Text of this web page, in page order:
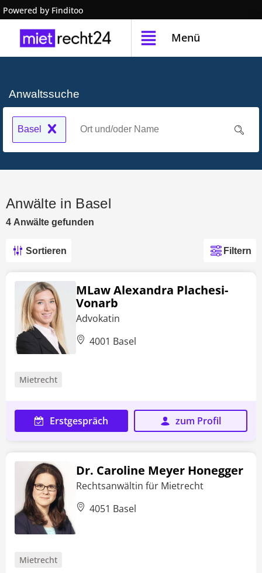
Powered by Finditoo
Menü
Anwaltssuche
Basel
Anwälte in Basel
4 Anwälte gefunden
Sortieren Filtern
MLaw Alexandra Plachesi-
Vonarb
Advokatin
4001 Basel
Mietrecht
Erstgespräch zum Profil
Dr. Caroline Meyer Honegger
Rechtsanwältin für Mietrecht
4051 Basel
Mietrecht